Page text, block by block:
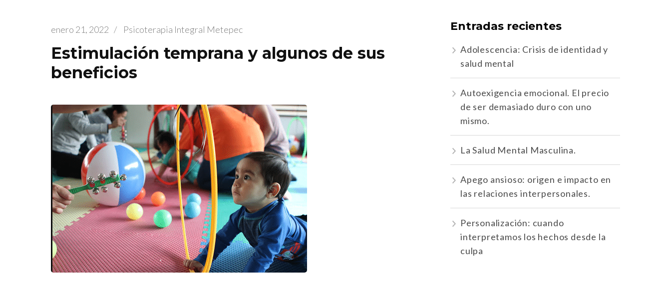
enero 21, 2022 / Psicoterapia Integral Metepec
Estimulación temprana y algunos de sus
beneficios
Entradas recientes
Adolescencia: Crisis de identidad y
salud mental
Autoexigencia emocional. El precio
de ser demasiado duro con uno
mismo.
La Salud Mental Masculina.
Apego ansioso: origen e impacto en
las relaciones interpersonales.
Personalización: cuando
interpretamos los hechos desde la
culpa